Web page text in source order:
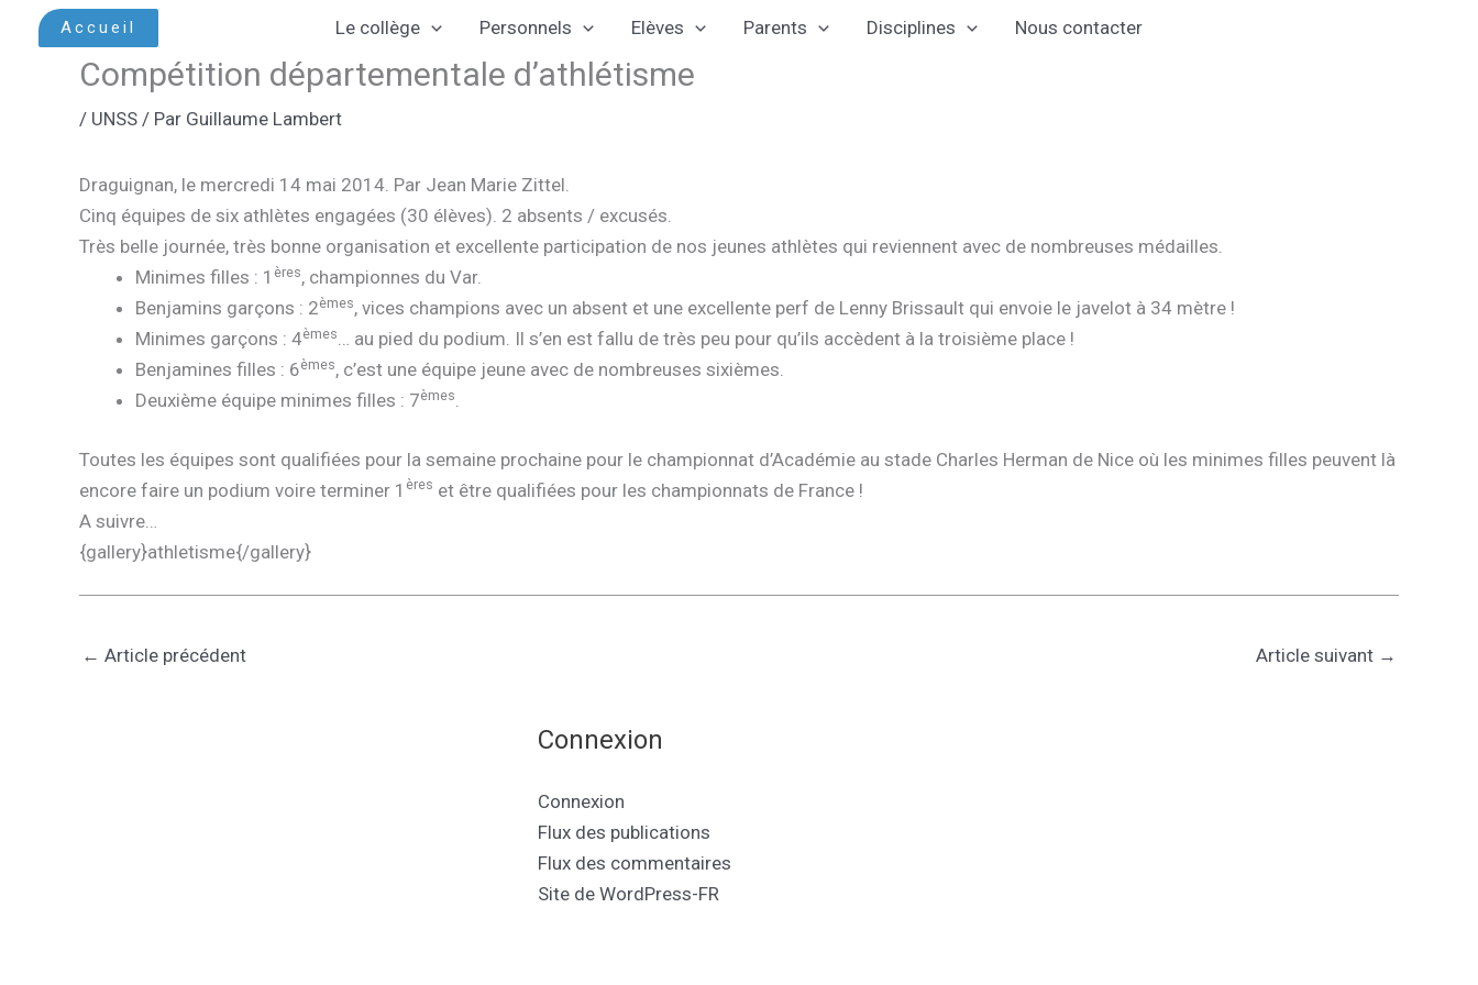
Accueil Le collège Personnels Elèves Parents Disciplines Nous contacter
Compétition départementale d’athlétisme
/ UNSS / Par Guillaume Lambert
Draguignan, le mercredi 14 mai 2014. Par Jean Marie Zittel.
Cinq équipes de six athlètes engagées (30 élèves). 2 absents / excusés.
Très belle journée, très bonne organisation et excellente participation de nos jeunes athlètes qui reviennent avec de nombreuses médailles.
Minimes filles : 1 ères, championnes du Var.
Benjamins garçons : 2èmes, vices champions avec un absent et une excellente perf de Lenny Brissault qui envoie le javelot à 34 mètre !
Minimes garçons : 4èmes… au pied du podium. Il s’en est fallu de très peu pour qu’ils accèdent à la troisième place !
Benjamines filles : 6èmes, c’est une équipe jeune avec de nombreuses sixièmes.
Deuxième équipe minimes filles : 7èmes.
Toutes les équipes sont qualifiées pour la semaine prochaine pour le championnat d’Académie au stade Charles Herman de Nice où les minimes filles peuvent là
encore faire un podium voire terminer 1 ères et être qualifiées pour les championnats de France !
A suivre…
{gallery}athletisme{/gallery}
← Article précédent Article suivant →
Connexion
Connexion
Flux des publications
Flux des commentaires
Site de WordPress-FR